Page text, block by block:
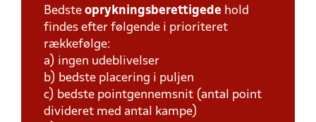
Bedste oprykningsberettigede hold
findes efter følgende i prioriteret
rækkefølge:
a) ingen udeblivelser
b) bedste placering i puljen
c) bedste pointgennemsnit (antal point
divideret med antal kampe)